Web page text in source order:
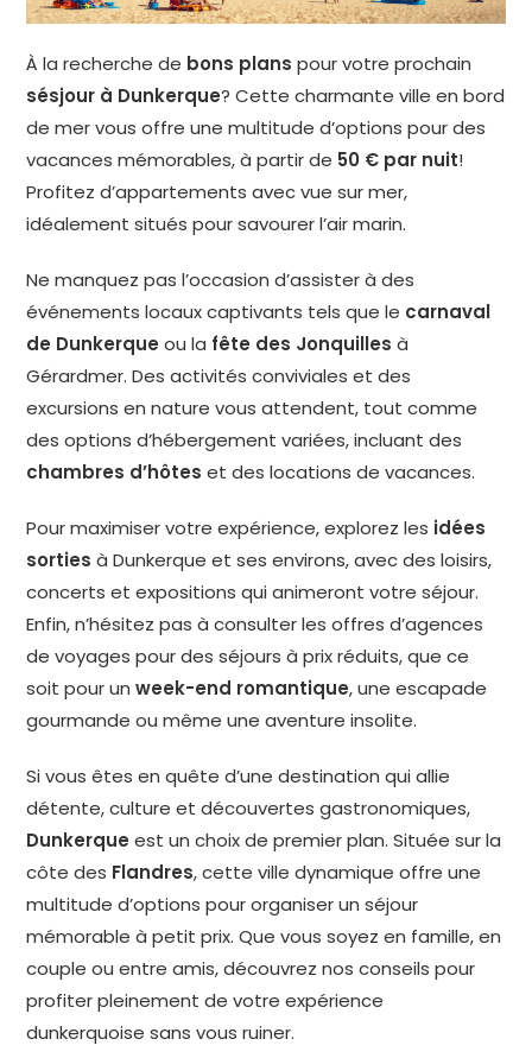
À la recherche de bons plans pour votre prochain
sésjour à Dunkerque? Cette charmante ville en bord
de mer vous offre une multitude d’options pour des
vacances mémorables, à partir de 50 € par nuit!
Profitez d’appartements avec vue sur mer,
idéalement situés pour savourer l’air marin.
Ne manquez pas l’occasion d’assister à des
événements locaux captivants tels que le carnaval
de Dunkerque ou la fête des Jonquilles à
Gérardmer. Des activités conviviales et des
excursions en nature vous attendent, tout comme
des options d’hébergement variées, incluant des
chambres d’hôtes et des locations de vacances.
Pour maximiser votre expérience, explorez les idées
sorties à Dunkerque et ses environs, avec des loisirs,
concerts et expositions qui animeront votre séjour.
Enfin, n’hésitez pas à consulter les offres d’agences
de voyages pour des séjours à prix réduits, que ce
soit pour unweek-end romantique, une escapade
gourmande ou même une aventure insolite.
Si vous êtes en quête d’une destination qui allie
détente, culture et découvertes gastronomiques,
Dunkerque est un choix de premier plan. Située sur la
côte des Flandres, cette ville dynamique offre une
multitude d’options pour organiser un séjour
mémorable à petit prix. Que vous soyez en famille, en
couple ou entre amis, découvrez nos conseils pour
profiter pleinement de votre expérience
dunkerquoise sans vous ruiner.